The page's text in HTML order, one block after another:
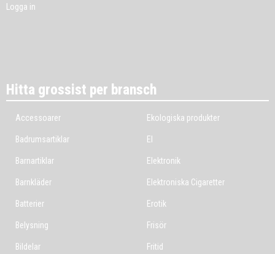
Logga in
Hitta grossist per bransch
Accessoarer
Badrumsartiklar
Barnartiklar
Barnkläder
Batterier
Belysning
Bildelar
Ekologiska produkter
El
Elektronik
Elektroniska Cigaretter
Erotik
Frisör
Fritid